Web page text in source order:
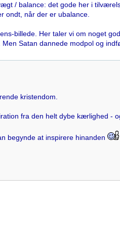
/ balance: det gode her i
ondt, når der er ubalance.
billede. Her taler vi om noget
Satan dannede modpol og
kristendom.
fra den helt dybe kærlighed -
begynde at inspirere hinanden